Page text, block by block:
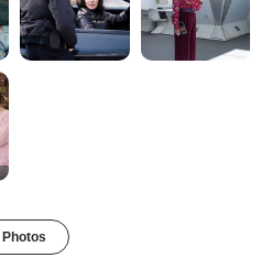
Photos